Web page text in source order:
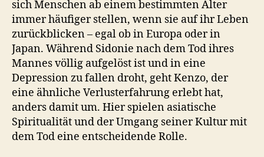
sich Menschen ab einem bestimmten Alter
immer häufiger stellen, wenn sie auf ihr Leben
zurückblicken – egal ob in Europa oder in
Japan. Während Sidonie nach dem Tod ihres
Mannes völlig aufgelöst ist und in eine
Depression zu fallen droht, geht Kenzo, der
eine ähnliche Verlusterfahrung erlebt hat,
anders damit um. Hier spielen asiatische
Spiritualität und der Umgang seiner Kultur mit
dem Tod eine entscheidende Rolle.